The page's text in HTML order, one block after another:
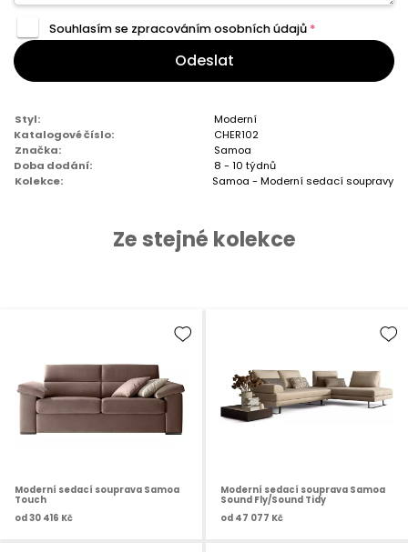
Souhlasím se zpracovánímosobních údajů *
Odeslat
Styl:
Moderní
Katalogové číslo:
CHER102
Značka:
Samoa
Doba dodání:
8 - 10 týdnů
Kolekce:
Samoa - Moderní sedací soupravy
Ze stejné kolekce
Moderní sedací souprava Samoa
Touch
od 30 416 Kč
Moderní sedací souprava Samoa
Sound Fly/Sound Tidy
od 47 077 Kč